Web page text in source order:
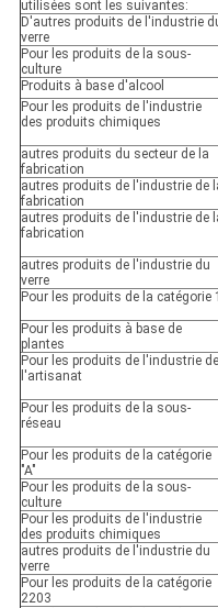
utilisées sont les suivantes:
D'autres produits de l'industrie
verre
Pour les produits de la sous-
culture
Produits à base d'alcool
Pour les produits de l'industrie
des produits chimiques
autres produits du secteur de la
fabrication
autres produits de l'industrie de
fabrication
autres produits de l'industrie de
fabrication
autres produits de l'industrie du
verre
Pour les produits de la catégorie 1
Pour les produits à base de
plantes
Pour les produits de l'industrie de
l'artisanat
Pour les produits de la sous-
réseau
Pour les produits de la catégorie
"A"
Pour les produits de la sous-
culture
Pour les produits de l'industrie
des produits chimiques
autres produits de l'industrie du
verre
Pour les produits de la catégorie
2203